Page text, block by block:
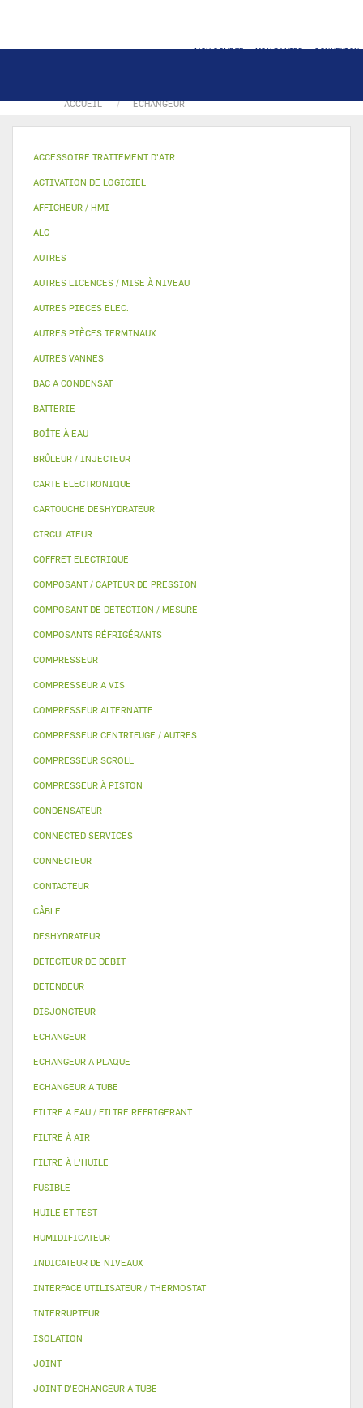
MON COMPTE MON PANIER CONNEXION
ACCUEIL ECHANGEUR
ACCESSOIRE TRAITEMENT D’AIR
ACTIVATION DE LOGICIEL
AFFICHEUR / HMI
ALC
AUTRES
AUTRES LICENCES / MISE À NIVEAU
AUTRES PIECES ELEC.
AUTRES PIÈCES TERMINAUX
AUTRES VANNES
BAC A CONDENSAT
BATTERIE
BOÎTE À EAU
BRÛLEUR / INJECTEUR
CARTE ELECTRONIQUE
CARTOUCHE DESHYDRATEUR
CIRCULATEUR
COFFRET ELECTRIQUE
COMPOSANT / CAPTEUR DE PRESSION
COMPOSANT DE DETECTION / MESURE
COMPOSANTS RÉFRIGÉRANTS
COMPRESSEUR
COMPRESSEUR A VIS
COMPRESSEUR ALTERNATIF
COMPRESSEUR CENTRIFUGE / AUTRES
COMPRESSEUR SCROLL
COMPRESSEUR À PISTON
CONDENSATEUR
CONNECTED SERVICES
CONNECTEUR
CONTACTEUR
CÂBLE
DESHYDRATEUR
DETECTEUR DE DEBIT
DETENDEUR
DISJONCTEUR
ECHANGEUR
ECHANGEUR A PLAQUE
ECHANGEUR A TUBE
FILTRE A EAU / FILTRE REFRIGERANT
FILTRE À AIR
FILTRE À L'HUILE
FUSIBLE
HUILE ET TEST
HUMIDIFICATEUR
INDICATEUR DE NIVEAUX
INTERFACE UTILISATEUR / THERMOSTAT
INTERRUPTEUR
ISOLATION
JOINT
JOINT D'ECHANGEUR A TUBE